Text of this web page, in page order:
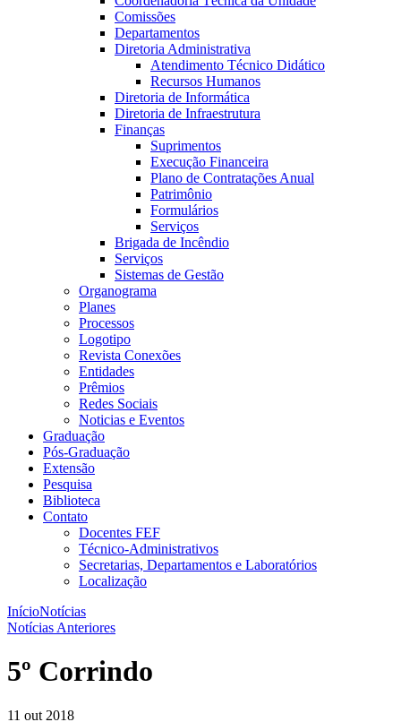
Comissões
Departamentos
Diretoria Administrativa
Atendimento Técnico Didático
Recursos Humanos
Diretoria de Informática
Diretoria de Infraestrutura
Finanças
Suprimentos
Execução Financeira
Plano de Contratações Anual
Patrimônio
Formulários
Serviços
Brigada de Incêndio
Serviços
Sistemas de Gestão
Organograma
Planes
Processos
Logotipo
Revista Conexões
Entidades
Prêmios
Redes Sociais
Noticias e Eventos
Graduação
Pós-Graduação
Extensão
Pesquisa
Biblioteca
Contato
Docentes FEF
Técnico-Administrativos
Secretarias, Departamentos e Laboratórios
Localização
InícioNotícias
Notícias Anteriores
5º Corrindo
11 out 2018